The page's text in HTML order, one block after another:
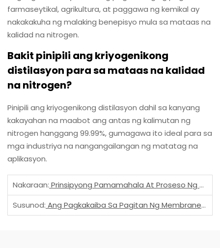
farmaseytikal, agrikultura, at paggawa ng kemikal ay
nakakakuha ng malaking benepisyo mula sa mataas na
kalidad na nitrogen.
Bakit pinipili ang kriyogenikong
distilasyon para sa mataas na kalidad
na nitrogen?
Pinipili ang kriyogenikong distilasyon dahil sa kanyang
kakayahan na maabot ang antas ng kalimutan ng
nitrogen hanggang 99.99%, gumagawa ito ideal para sa
mga industriya na nangangailangan ng matatag na
aplikasyon.
Nakaraan: Prinsipyong Pamamahala At Proseso Ng PSA Nitrogen Generator
Susunod: Ang Pagkakaiba Sa Pagitan Ng Membrane Nitrogen Generation At PSA (Pressure Swing Adsorption) Nitrogen Generation